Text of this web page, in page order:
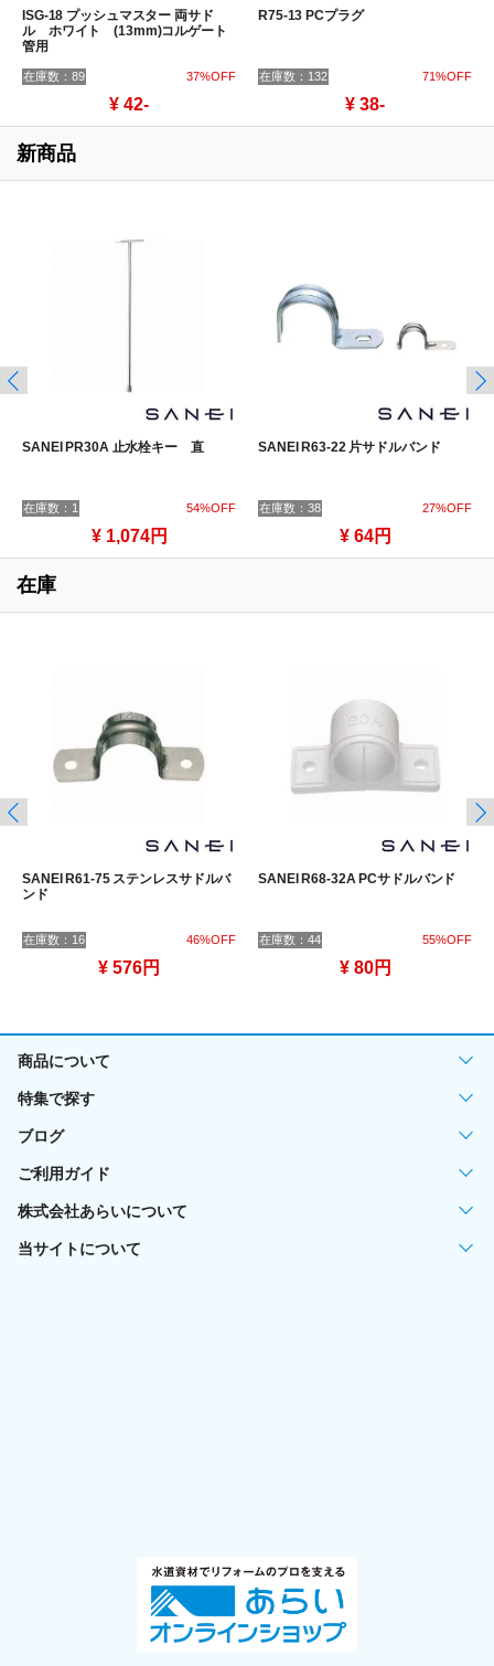
ISG-18 プッシュマスター 両サド
ル ホワイト (13mm)コルゲート
管用
在庫数：89 37%OFF
¥ 42-
R75-13 PCプラグ
在庫数：132 71%OFF
¥ 38-
新商品
SANEI PR30A 止水栓キー 直
在庫数：1 54%OFF
¥ 1,074円
SANEI R63-22 片サドルバンド
在庫数：38 27%OFF
¥ 64円
在庫
SANEI R61-75 ステンレスサドルバ
ンド
在庫数：16 46%OFF
¥ 576円
SANEI R68-32A PCサドルバンド
在庫数：44 55%OFF
¥ 80円
商品について
特集で探す
ブログ
ご利用ガイド
株式会社あらいについて
当サイトについて